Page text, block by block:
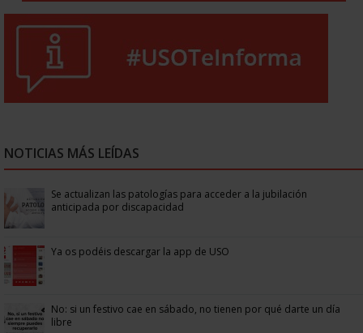
NOTICIAS MÁS LEÍDAS
Se actualizan las patologías para acceder a la jubilación
anticipada por discapacidad
Ya os podéis descargar la app de USO
No: si un festivo cae en sábado, no tienen por qué darte un día
libre